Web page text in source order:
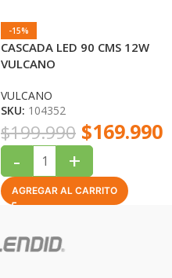
-15%
CASCADA LED 90 CMS 12W
VULCANO
VULCANO
SKU: 104352
$199.990 $169.990
- +
AGREGAR AL CARRITO